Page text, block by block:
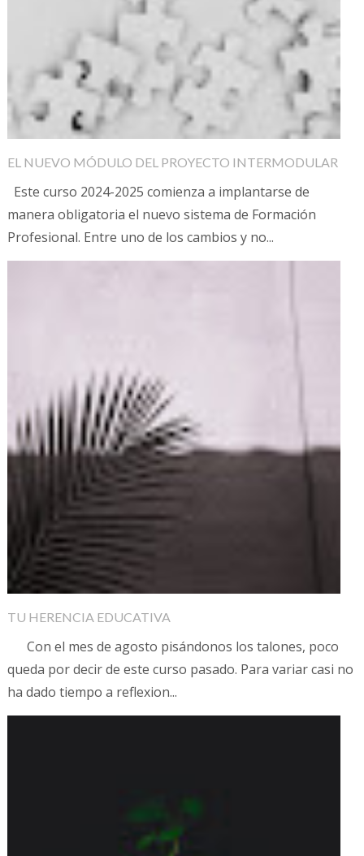
EL NUEVO MÓDULO DEL PROYECTO INTERMODULAR
Este curso 2024-2025 comienza a implantarse de
manera obligatoria el nuevo sistema de Formación
Profesional. Entre uno de los cambios y no...
TU HERENCIA EDUCATIVA
Con el mes de agosto pisándonos los talones, poco
queda por decir de este curso pasado. Para variar casi no
ha dado tiempo a reflexion...